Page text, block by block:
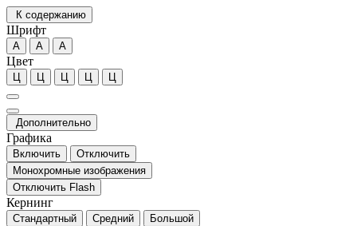
К содержанию
Шрифт
А А А
Цвет
Ц Ц Ц Ц Ц
Дополнительно
Графика
Включить
Отключить
Монохромные изображения
Отключить Flash
Кернинг
Стандартный Средний Большой